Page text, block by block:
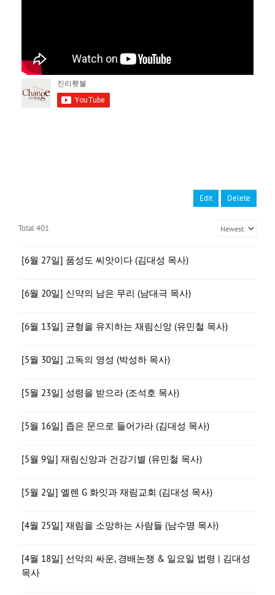
Edit Delete
Total 401
[6월 27일] 품성도 씨앗이다 (김대성 목사)
[6월 20일] 신약의 남은 무리 (남대극 목사)
[6월 13일] 균형을 유지하는 재림신앙 (유민철 목사)
[5월 30일] 고독의 영성 (박성하 목사)
[5월 23일] 성령을 받으라 (조석호 목사)
[5월 16일] 좁은 문으로 들어가라 (김대성 목사)
[5월 9일] 재림신앙과 건강기별 (유민철 목사)
[5월 2일] 엘렌 G 화잇과 재림교회 (김대성 목사)
[4월 25일] 재림을 소망하는 사람들 (남수명 목사)
[4월 18일] 선악의 싸운, 경배논쟁 & 일요일 법령 | 김대성
목사